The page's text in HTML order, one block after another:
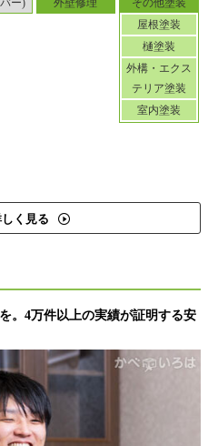
ー) 外壁修理
その他塗装
屋根塗装
樋塗装
外構・エクス
テリア塗装
室内塗装
く見る
。4万件以上の実績が証明する安